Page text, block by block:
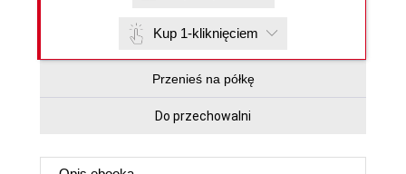
Kup 1-kliknięciem
Przenieś na półkę
Do przechowalni